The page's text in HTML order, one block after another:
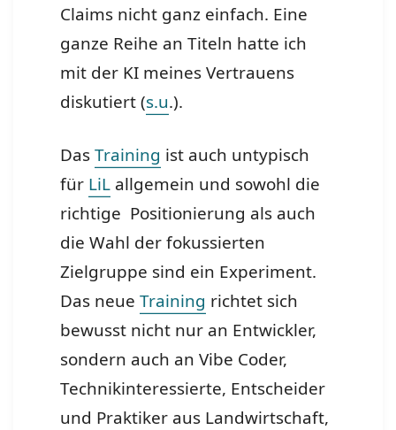
Claims nicht ganz einfach. Eine
ganze Reihe an Titeln hatte ich
mit der KI meines Vertrauens
diskutiert (s.u.).
DasTraining ist auch untypisch
für LiL allgemein und sowohl die
richtige Positionierung als auch
die Wahl der fokussierten
Zielgruppe sind ein Experiment.
Das neueTraining richtet sich
bewusst nicht nur an Entwickler,
sondern auch an Vibe Coder,
Technikinteressierte, Entscheider
und Praktiker aus Landwirtschaft,